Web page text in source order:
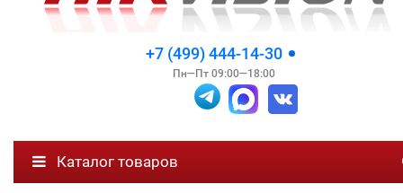
+7 (499) 444-14-30
Пн—Пт 09:00—18:00
Каталог товаров